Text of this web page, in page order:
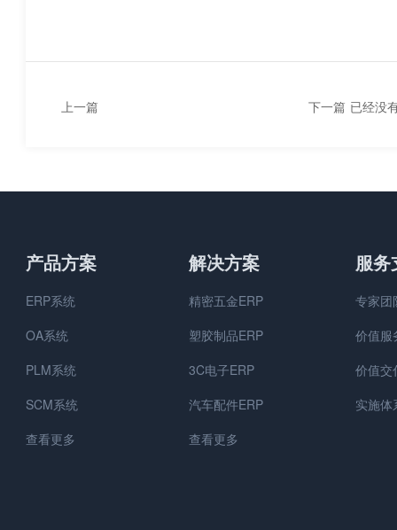
上一篇
下一篇 已经没
产品方案
ERP系统
OA系统
PLM系统
SCM系统
查看更多
解决方案
精密五金ERP
塑胶制品ERP
3C电子ERP
汽车配件ERP
查看更多
服务
专家团
价值服
价值交
实施体